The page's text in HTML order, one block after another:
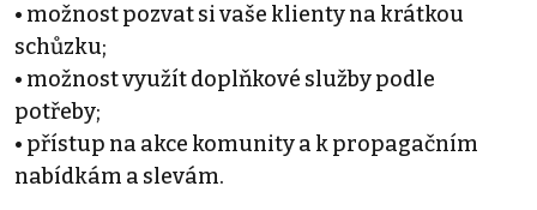
• možnost pozvat si vaše klienty na krátkou
schůzku;
• možnost využít doplňkové služby podle
potřeby;
• přístup na akce komunity a k propagačním
nabídkám a slevám.